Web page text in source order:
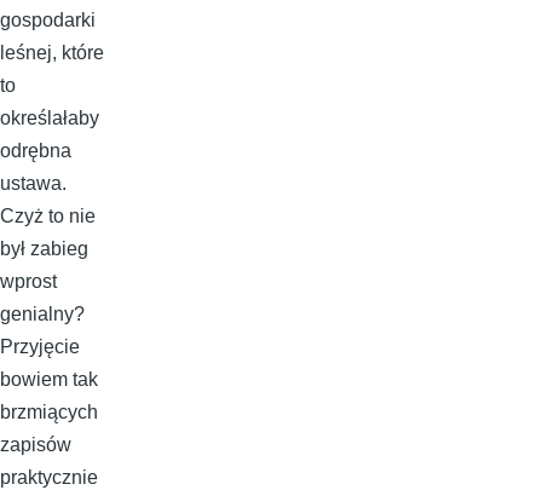
gospodarki
leśnej, które
to
określałaby
odrębna
ustawa.
Czyż to nie
był zabieg
wprost
genialny?
Przyjęcie
bowiem tak
brzmiących
zapisów
praktycznie